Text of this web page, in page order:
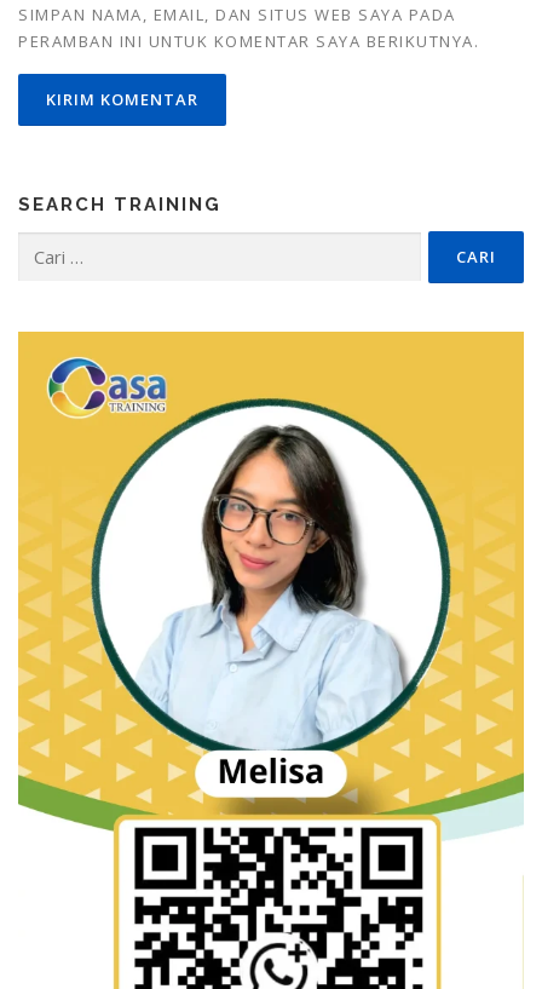
SIMPAN NAMA, EMAIL, DAN SITUS WEB SAYA PADA
PERAMBAN INI UNTUK KOMENTAR SAYA BERIKUTNYA.
SEARCH TRAINING
untuk: